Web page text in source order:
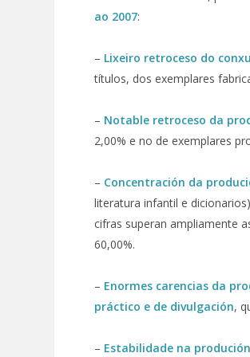
ao 2007:
– Lixeiro retroceso do
títulos, dos exemplares
– Notable retroceso da
2,00% e no de exemplares
– Concentración da
literatura infantil e
cifras superan ampliamente
60,00%.
– Enormes carencias da
práctico e de divulgación,
– Estabilidade na